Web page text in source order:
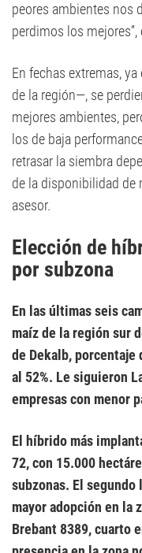
peores ambientes nos
perdimos los
En fechas extremas,
de la región—, se
mejores ambientes,
los de baja
retrasar la siembra
de la disponibilidad de
asesor.
Elección de
por subzona
En las últimas seis
maíz de la región sur
de Dekalb, porcentaje
al 52%. Le siguieron
empresas con menor
El híbrido más
72, con 15.000
subzonas. El
mayor adopción en la
Brebant 8389, cuarto